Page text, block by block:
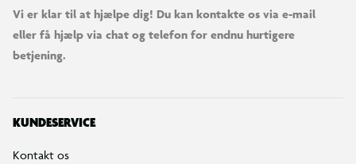
Vi er klar til at hjælpe dig! Du kan kontakte os via e-mail
eller få hjælp via chat og telefon for endnu hurtigere
betjening.
KUNDESERVICE
Kontakt os